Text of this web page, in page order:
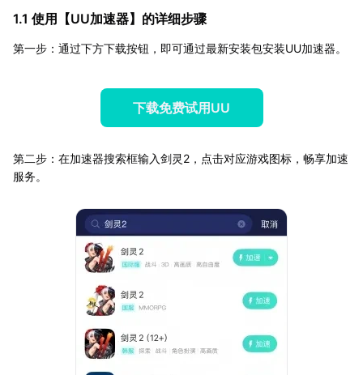
1.1 使用【UU加速器】的详细步骤
第一步：通过下方下载按钮，即可通过最新安装包安装UU加速器。
下载免费试用UU
第二步：在加速器搜索框输入剑灵2，点击对应游戏图标，畅享加速
服务。